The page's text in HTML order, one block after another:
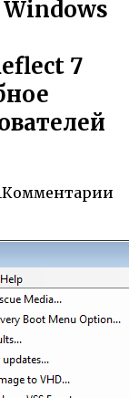
7
Комментарии